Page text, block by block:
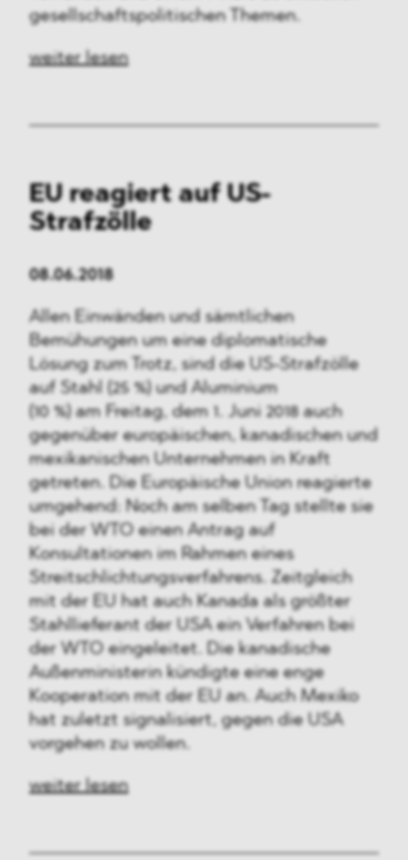
Verteidigung & Sicherheit
Industrie
Pharma & Healthcare
Infrastruktur & Transport
Energie
Allgemeines
gesellschaftspolitischen Themen.
weiter lesen
EU reagiert auf US-
Strafzölle
08.06.2018
Allen Einwänden und sämtlichen
Bemühungen um eine diplomatische
Lösung zum Trotz, sind die US-Strafzölle
auf Stahl (25 %) und Aluminium
(10 %) am Freitag, dem 1. Juni 2018 auch
gegenüber europäischen, kanadischen und
mexikanischen Unternehmen in Kraft
getreten. Die Europäische Union reagierte
umgehend: Noch am selben Tag stellte sie
bei der WTO einen Antrag auf
Konsultationen im Rahmen eines
Streitschlichtungsverfahrens. Zeitgleich
mit der EU hat auch Kanada als größter
Stahllieferant der USA ein Verfahren bei
der WTO eingeleitet. Die kanadische
Außenministerin kündigte eine enge
Kooperation mit der EU an. Auch Mexiko
hat zuletzt signalisiert, gegen die USA
vorgehen zu wollen.
weiter lesen